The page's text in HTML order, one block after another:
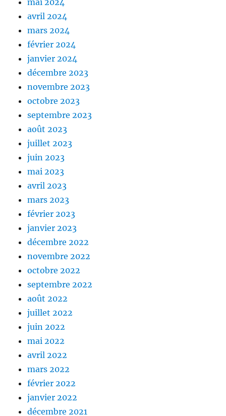
avril 2024
mars 2024
février 2024
janvier 2024
décembre 2023
novembre 2023
octobre 2023
septembre 2023
août 2023
juillet 2023
juin 2023
mai 2023
avril 2023
mars 2023
février 2023
janvier 2023
décembre 2022
novembre 2022
octobre 2022
septembre 2022
août 2022
juillet 2022
juin 2022
mai 2022
avril 2022
mars 2022
février 2022
janvier 2022
décembre 2021